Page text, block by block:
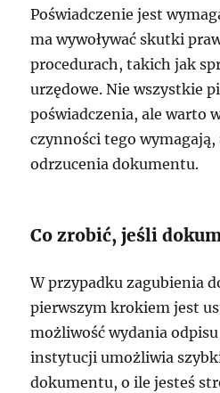
Poświadczenie jest
ma wywoływać skutki
procedurach, takich jak
urzędowe. Nie wszystkie
poświadczenia, ale warto
czynności tego
odrzucenia dokumentu.
Co zrobić, jeśli
W przypadku zagubienia
pierwszym krokiem jest
możliwość wydania
instytucji umożliwia
dokumentu, o ile jesteś